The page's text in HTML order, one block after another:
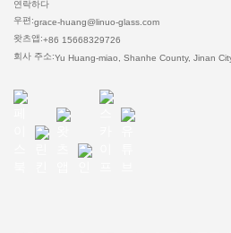
연락하다
우편:grace-huang@linuo-glass.com
왓츠앱:+86 15668329726
회사 주소:Yu Huang-miao, Shanhe County, Jinan